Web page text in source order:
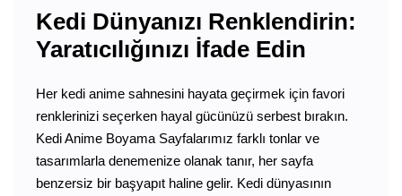
Kedi Dünyanızı Renklendirin:
Yaratıcılığınızı İfade Edin
Her kedi anime sahnesini hayata geçirmek için favori
renklerinizi seçerken hayal gücünüzü serbest bırakın.
Kedi Anime Boyama Sayfalarımız farklı tonlar ve
tasarımlarla denemenize olanak tanır, her sayfa
benzersiz bir başyapıt haline gelir. Kedi dünyasının